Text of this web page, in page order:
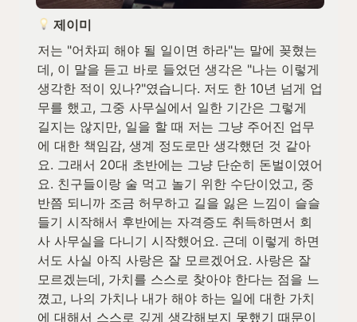
제이미
저는 "어차피 해야 될 일이면 하라"는 말에 꽂혔는
데, 이 말을 듣고 바로 들었던 생각은 "나는 이렇게
생각한 적이 있나?"였습니다. 저도 한 10년 넘게 업
무를 했고, 그중 사무실에서 일한 기간은 그렇게
길지는 않지만, 일을 할 때 저는 그냥 주어진 업무
에 대한 책임감, 생계 정도로만 생각했던 것 같아
요. 그래서 20대 초반에는 그냥 단순히 돈벌이였어
요. 친구들이랑 술 먹고 놀기 위한 수단이었고, 중
반쯤 되니까 조금 허무하고 길을 잃은 느낌이 슬슬
들기 시작해서 후반에는 자격증도 취득하면서 회
사 사무실을 다니기 시작했어요. 근데 이렇게 하면
서도 사실 아직 사랑은 잘 모르겠어요. 사랑은 잘
모르겠는데, 가치를 스스로 찾아야 한다는 점을 느
꼈고, 나의 가치나 내가 해야 하는 일에 대한 가치
에 대해서 스스로 깊게 생각해보지 못했기 때문이